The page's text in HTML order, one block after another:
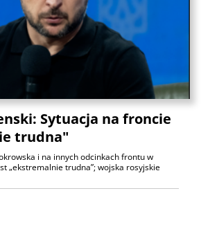
Sytuacja na froncie
trudna"
i na innych odcinkach frontu w
„ekstremalnie trudna”; wojska rosyjskie